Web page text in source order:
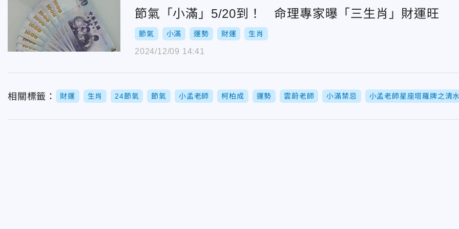
節氣「小滿」5/20到！ 命理專家曝「三生肖」財運旺
節氣 小滿 運勢 財運 生肖
2024/12/09 14:41
相關標籤： 財運 生肖 24節氣 節氣 小孟老師 柯柏成 運勢 雲蔚老師 小滿禁忌 小孟老師星座塔羅牌之清